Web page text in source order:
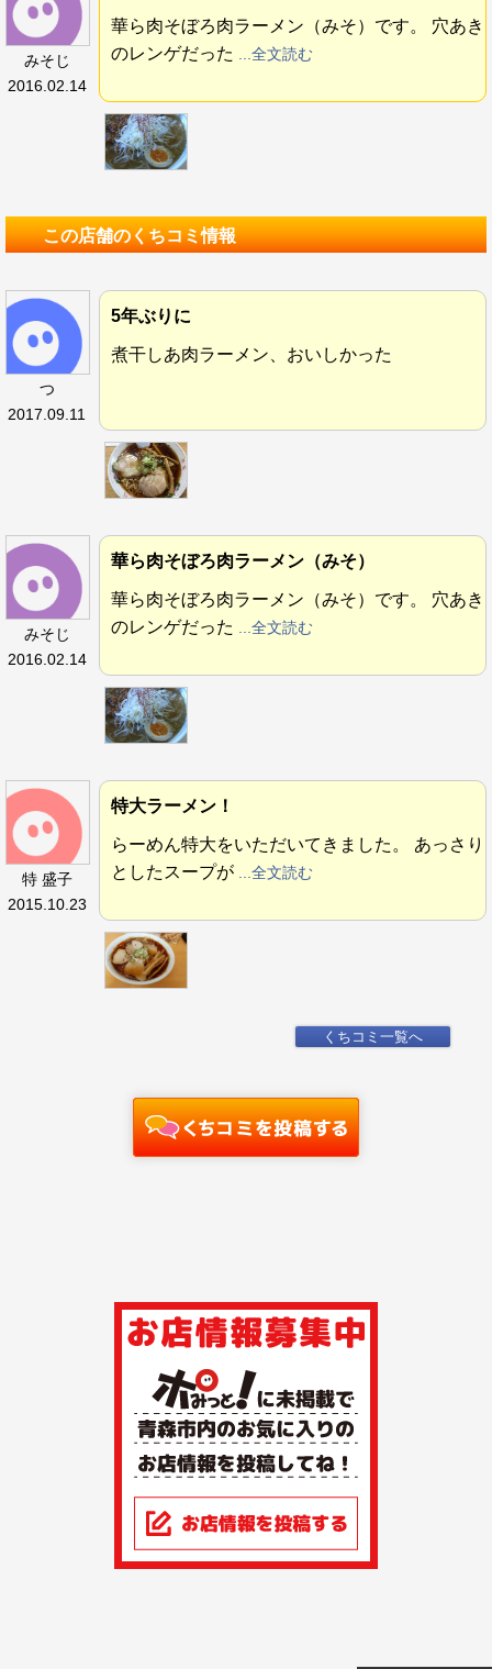
みそじ
2016.02.14
華ら肉そぼろ肉ラーメン（みそ）です。 穴あき
のレンゲだった
...全文読む
この店舗のくちコミ情報
つ
2017.09.11
5年ぶりに
煮干しあ肉ラーメン、おいしかった
みそじ
2016.02.14
華ら肉そぼろ肉ラーメン（みそ）
華ら肉そぼろ肉ラーメン（みそ）です。 穴あき
のレンゲだった
...全文読む
特 盛子
2015.10.23
特大ラーメン！
らーめん特大をいただいてきました。 あっさり
としたスープが
...全文読む
くちコミ一覧へ